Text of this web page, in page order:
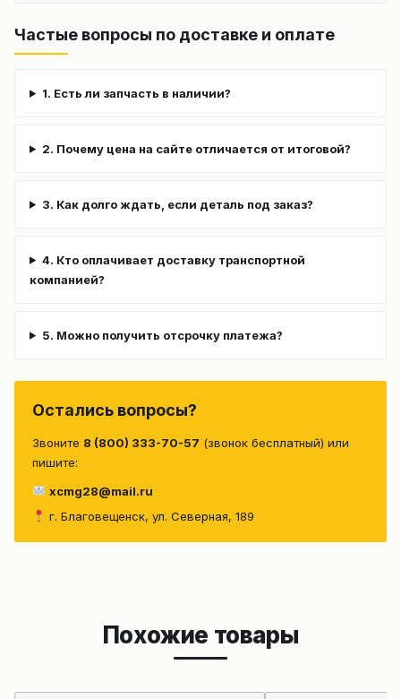
Частые вопросы по доставке и оплате
1. Есть ли запчасть в наличии?
2. Почему цена на сайте отличается от итоговой?
3. Как долго ждать, если деталь под заказ?
4. Кто оплачивает доставку транспортной
компанией?
5. Можно получить отсрочку платежа?
Остались вопросы?
Звоните 8 (800) 333-70-57 (звонок бесплатный) или
пишите:
xcmg28@mail.ru
г. Благовещенск, ул. Северная, 189
Похожие товары